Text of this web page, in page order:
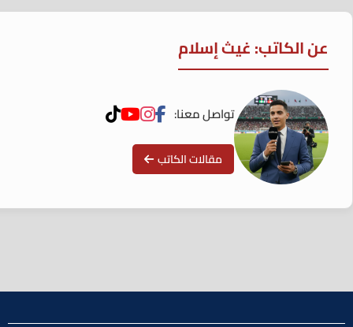
عن الكاتب: غيث إسلام
تواصل معنا:
مقالات الكاتب